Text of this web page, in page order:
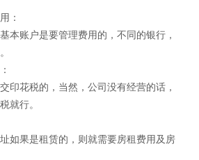
：
账户是要管理费用的，不同的银行，
花税的，当然，公司没有经营的话，
就行。
果是租赁的，则就需要房租费用及房